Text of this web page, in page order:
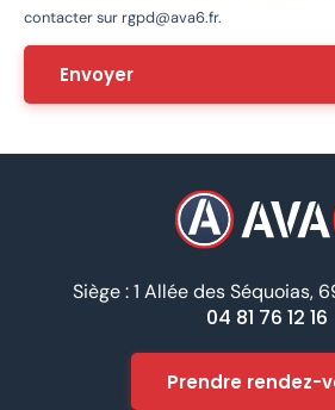
contacter sur rgpd@ava6.fr.
Siège : 1 Allée des Séquoias,
04 81 76 12 16
Prendre rendez-